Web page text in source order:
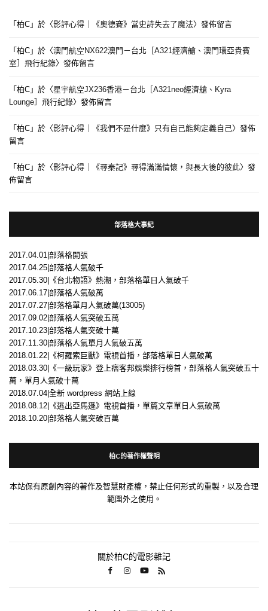
「 柏C 」於〈影評心得｜《奧德賽》當史詩失去了魔法〉發佈留言
「 柏C 」於〈澳門航空NX622澳門－台北［A321經濟艙、澳門環亞貴賓
室］飛行紀錄〉發佈留言
「 柏C 」於〈星宇航空JX236香港－台北［A321neo經濟艙、Kyra
Lounge］飛行紀錄〉發佈留言
「 柏C 」於〈影評心得｜《我們不是什麼》只有自己能夠定義自己〉發佈
留言
「 柏C 」於〈影評心得｜《尋秦記》尋得滿滿情懷，與長大後的彼此〉發
佈留言
部落格大事紀
2017.04.01|部落格開張
2017.04.25|部落格人氣破千
2017.05.30|《台北物語》熱潮，部落格單日人氣破千
2017.06.17|部落格人氣破萬
2017.07.27|部落格單月人氣破萬(13005)
2017.09.02|部落格人氣突破五萬
2017.10.23|部落格人氣突破十萬
2017.11.30|部落格人氣單月人氣破五萬
2018.01.22|《柯羅索巨獸》電視首播，部落格單日人氣破萬
2018.03.30|《一級玩家》登上痞客邦娛樂排行榜首，部落格人氣突破五十
萬，單月人氣破十萬
2018.07.04|全新 wordpress 網站上線
2018.08.12|《逃出亞馬遜》電視首播，單篇文章單日人氣破萬
2018.10.20|部落格人氣突破百萬
柏C的著作權聲明
本站保有原創內容的著作及智慧財產權，禁止任何形式的重製，以及合理
範圍外之使用。
關於柏C的電影雜記